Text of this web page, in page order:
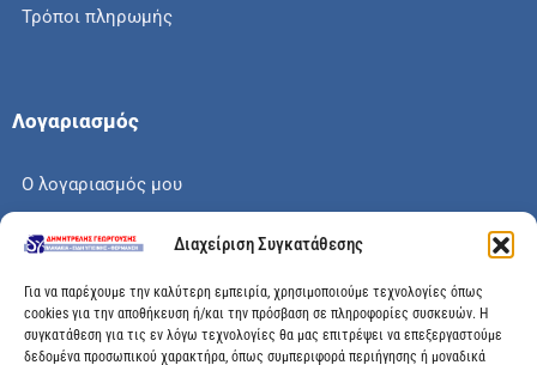
Διαχείριση Συγκατάθεσης
Για να παρέχουμε την καλύτερη εμπειρία, χρησιμοποιούμε τεχνολογίες όπως
cookies για την αποθήκευση ή/και την πρόσβαση σε πληροφορίες συσκευών. Η
συγκατάθεση για τις εν λόγω τεχνολογίες θα μας επιτρέψει να επεξεργαστούμε
δεδομένα προσωπικού χαρακτήρα, όπως συμπεριφορά περιήγησης ή μοναδικά
Τρόποι πληρωμής
Λογαριασμός
Ο λογαριασμός μου
Το καλάθι μου
Check out